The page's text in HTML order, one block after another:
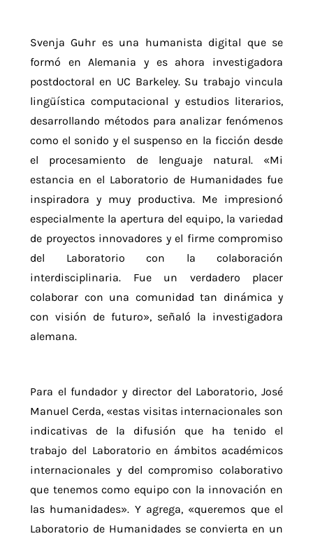
Svenja Guhr es una humanista digital que se
formó en Alemania y es ahora investigadora
postdoctoral en UC Barkeley. Su trabajo vincula
lingüística computacional y estudios literarios,
desarrollando métodos para analizar fenómenos
como el sonido y el suspenso en la ficción desde
el procesamiento de lenguaje natural. «Mi
estancia en el Laboratorio de Humanidades fue
inspiradora y muy productiva. Me impresionó
especialmente la apertura del equipo, la variedad
de proyectos innovadores y el firme compromiso
del Laboratorio con la colaboración
interdisciplinaria. Fue un verdadero placer
colaborar con una comunidad tan dinámica y
con visión de futuro», señaló la investigadora
alemana.
Para el fundador y director del Laboratorio, José
Manuel Cerda, «estas visitas internacionales son
indicativas de la difusión que ha tenido el
trabajo del Laboratorio en ámbitos académicos
internacionales y del compromiso colaborativo
que tenemos como equipo con la innovación en
las humanidades». Y agrega, «queremos que el
Laboratorio de Humanidades se convierta en un